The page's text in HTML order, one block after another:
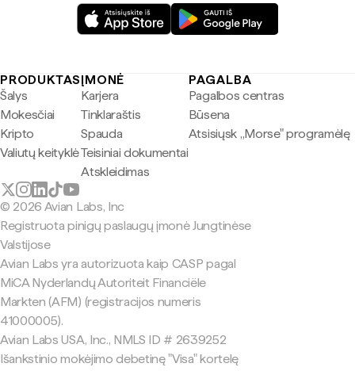
PRODUKTAS
Šalys
Mokesčiai
Kripto
Valiutų keityklė
ĮMONĖ
Karjera
Tinklaraštis
Spauda
Teisiniai dokumentai
Atskleidimas
PAGALBA
Pagalbos centras
Būsena
Atsisiųsk „Morse" programėlę
© 2026 Avian Labs, Inc
Registruota pinigų paslaugų įmonė Jungtinėse
Valstijose
Avian Labs yra autorizuota kaip CASP pagal
MiCA Nyderlandų Autoriteit Financiële
Markten (AFM) (registracijos numeris
41000005).
Avian Labs USA, Inc., NMLS ID # 2639252
Išankstinio mokėjimo debetinę "Visa" kortelę